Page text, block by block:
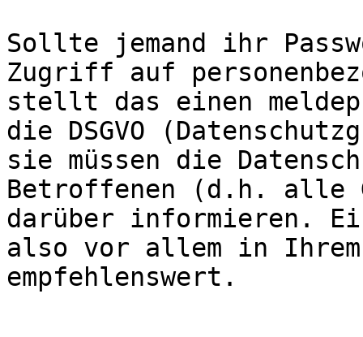
Sollte jemand ihr
Zugriff auf
stellt das einen
die DSGVO
sie müssen die
Betroffenen (d.h. alle
darüber informieren.
also vor allem in